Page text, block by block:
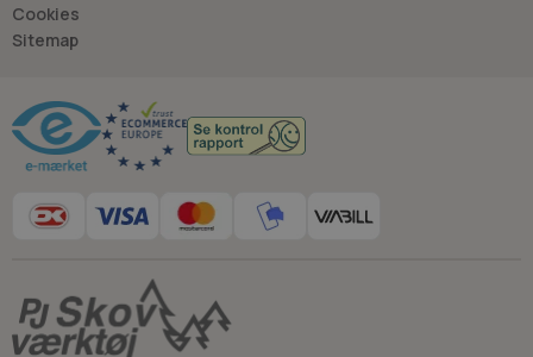
- Jan “Savdoktoren” Østergaard
Cookies
Sitemap